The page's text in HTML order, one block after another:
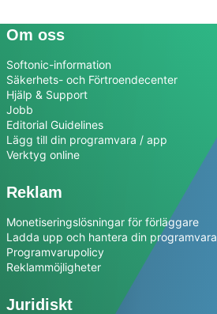
Om oss
Softonic-information
Säkerhets- och Förtroendecenter
Hjälp & Support
Jobb
Editorial Guidelines
Lägg till din programvara / app
Verktyg online
Reklam
Monetiseringslösningar för förläggare
Ladda upp och hantera din programvara
Programvarupolicy
Reklammöjligheter
Juridiskt